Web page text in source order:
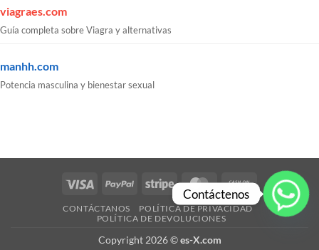
viagraes.com
Guía completa sobre Viagra y alternativas
manhh.com
Potencia masculina y bienestar sexual
Visa PayPal Stripe MasterCard
Cash
On
Delivery
CONTÁCTANOS
POLÍTICA DE PRIVACIDAD
POLÍTICA DE DEVOLUCIONES
Copyright 2026 ©es-X.com
Contáctenos